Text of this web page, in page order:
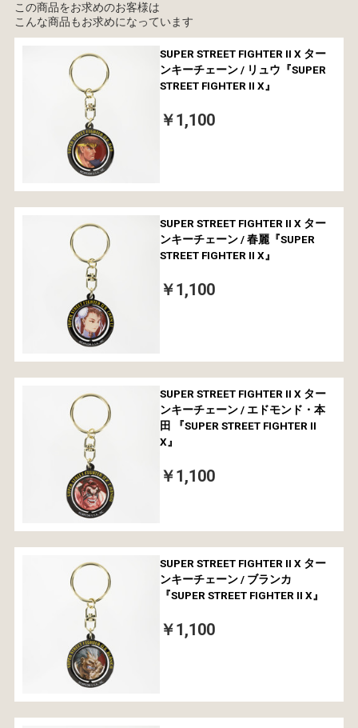
この商品をお求めのお客様は
こんな商品もお求めになっています
SUPER STREET FIGHTER II X ター
ンキーチェーン / リュウ『SUPER
STREET FIGHTER II X』
￥1,100
SUPER STREET FIGHTER II X ター
ンキーチェーン / 春麗『SUPER
STREET FIGHTER II X』
￥1,100
SUPER STREET FIGHTER II X ター
ンキーチェーン / エドモンド・本
田 『SUPER STREET FIGHTER II
X』
￥1,100
SUPER STREET FIGHTER II X ター
ンキーチェーン / ブランカ
『SUPER STREET FIGHTER II X』
￥1,100